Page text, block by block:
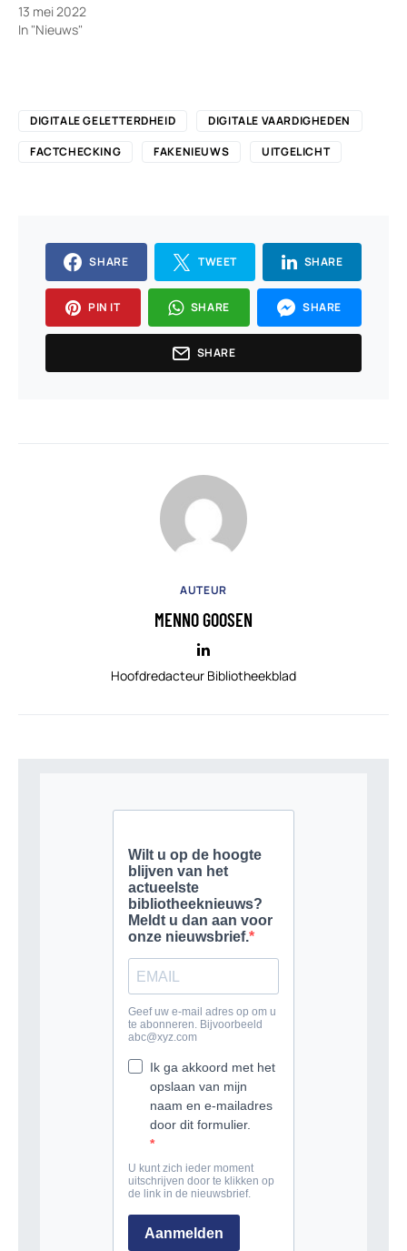
13 mei 2022
In "Nieuws"
DIGITALE GELETTERDHEID
DIGITALE VAARDIGHEDEN
FACTCHECKING
FAKENIEUWS UITGELICHT
SHARE TWEET SHARE
PIN IT SHARE SHARE
SHARE
AUTEUR
MENNO GOOSEN
Hoofdredacteur Bibliotheekblad